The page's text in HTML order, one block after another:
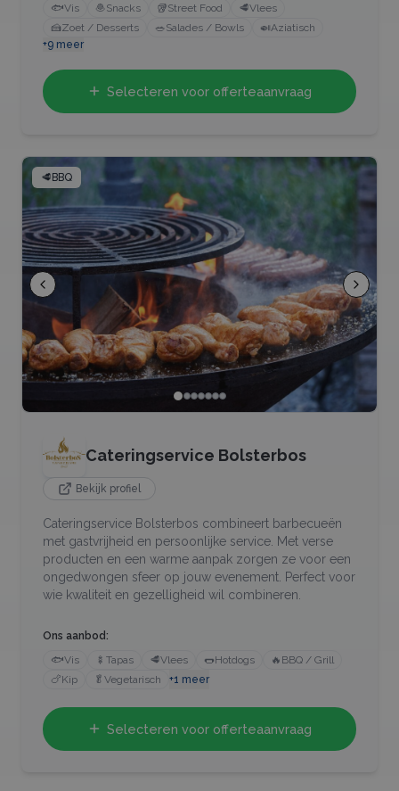
🐟Vis 🧆Snacks 🥡Street Food 🥩Vlees
🍰Zoet / Desserts 🥗Salades / Bowls 🍛Aziatisch
+9 meer
Selecteren voor offerteaanvraag
🥩BBQ
Cateringservice Bolsterbos
Bekijk profiel
Cateringservice Bolsterbos combineert barbecueën
met gastvrijheid en persoonlijke service. Met verse
producten en een warme aanpak zorgen ze voor een
ongedwongen sfeer op jouw evenement. Perfect voor
wie kwaliteit en gezelligheid wil combineren.
Ons aanbod:
🐟Vis 🍢 Tapas 🥩Vlees 🌭Hotdogs 🔥 BBQ / Grill
🍗Kip 🥬 Vegetarisch +1 meer
Selecteren voor offerteaanvraag